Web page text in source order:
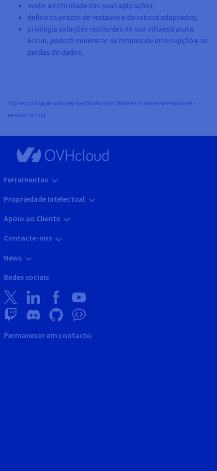
avalie a criticidade das suas aplicações;
defina os prazos de restauro e de reboot adaptados;
privilegie soluções resilientes na sua infraestrutura.
Assim, poderá minimizar os tempos de interrupção e as
perdas de dados.
*O preço da opção varia em função da capacidade de armazenamento do seu
servidor virtual.
Ferramentas
Propriedade Intelectual
Apoio ao Cliente
Contacte-nos
News
Redes sociais
Permanecer em contacto